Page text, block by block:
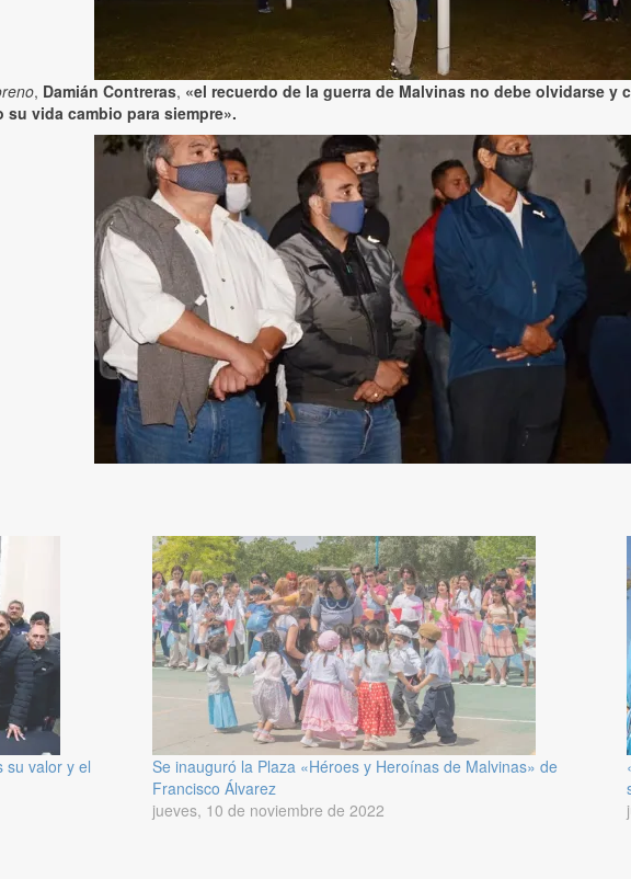
, Damián Contreras, «el recuerdo de la guerra de Malvinas no debe olvidarse
vida cambio para siempre».
su valor y el
Se inauguró la Plaza «Héroes y Heroínas de Malvinas» de
Francisco Álvarez
jueves, 10 de noviembre de 2022